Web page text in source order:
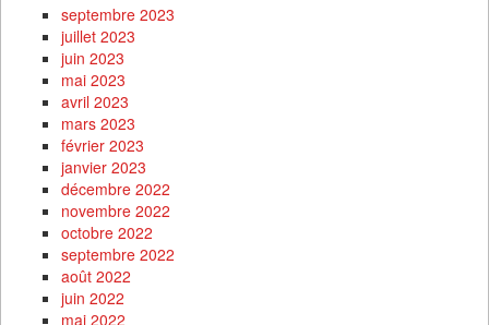
septembre 2023
juillet 2023
juin 2023
mai 2023
avril 2023
mars 2023
février 2023
janvier 2023
décembre 2022
novembre 2022
octobre 2022
septembre 2022
août 2022
juin 2022
mai 2022